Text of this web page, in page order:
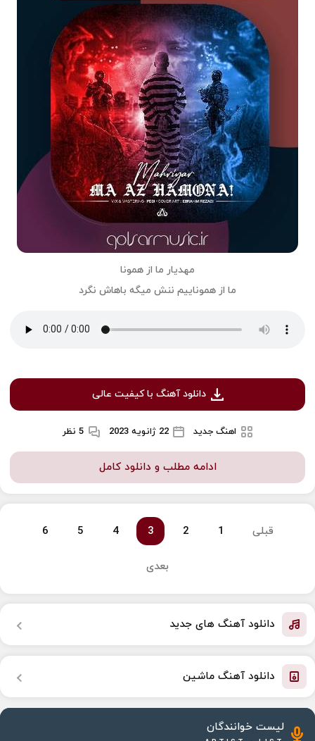
مهدیار ما از همونا
ما از هموناییم ننش میگه باهاش نگرد
دانلود آهنگ با کیفیت عالی
اهنگ جدید 22 ژانویه 2023 5 نظر
ادامه مطلب و دانلود کامل
قبلی 1
2
3
4
5
6
بعدی
دانلود آهنگ های جدید
دانلود آهنگ ماشین
لیست خوانندگان